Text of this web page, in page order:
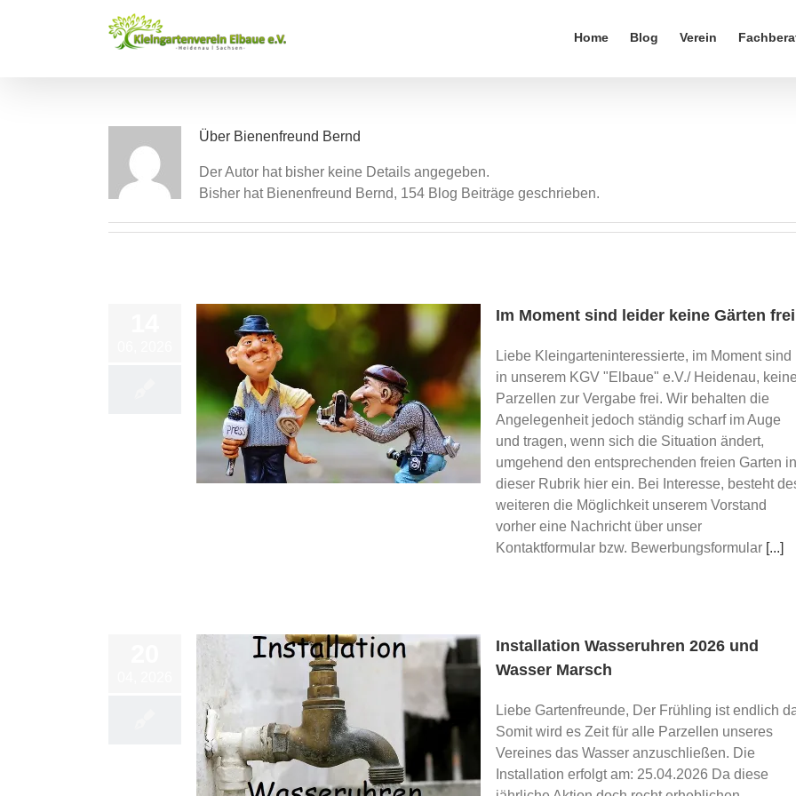
Home Blog Verein
Über Bienenfreund Bernd
Der Autor hat bisher keine Details angegeben.
Bisher hat Bienenfreund Bernd, 154 Blog Beiträge geschrieben.
Im Moment sind leider keine Gärten frei
Liebe Kleingarteninteressierte, im Moment sind
in unserem KGV "Elbaue" e.V./ Heidenau, keine
Parzellen zur Vergabe frei. Wir behalten die
Angelegenheit jedoch ständig scharf im Auge
und tragen, wenn sich die Situation ändert,
umgehend den entsprechenden freien Garten in
dieser Rubrik hier ein. Bei Interesse, besteht
weiteren die Möglichkeit unserem Vorstand
vorher eine Nachricht über unser
Kontaktformular bzw. Bewerbungsformular [...]
Installation Wasseruhren 2026 und
Wasser Marsch
Liebe Gartenfreunde, Der Frühling ist endlich
Somit wird es Zeit für alle Parzellen unseres
Vereines das Wasser anzuschließen. Die
Installation erfolgt am: 25.04.2026 Da diese